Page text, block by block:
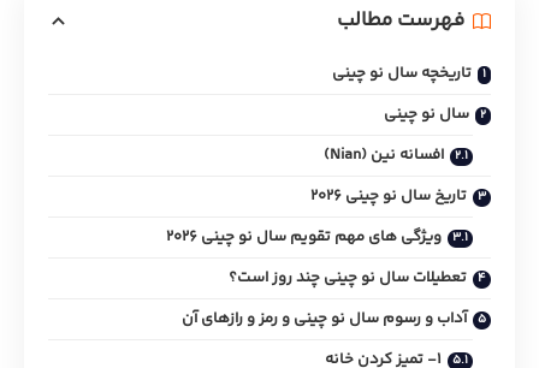
فهرست مطالب
تاریخچه سال نو چینی
سال نو چینی
افسانه نین (Nian)
تاریخ سال نو چینی 2026
ویژگی‌ های مهم تقویم سال نو چینی 2026
تعطیلات سال نو چینی چند روز است؟
آداب و رسوم سال نو چینی و رمز و رازهای آن
1- تمیز کردن خانه